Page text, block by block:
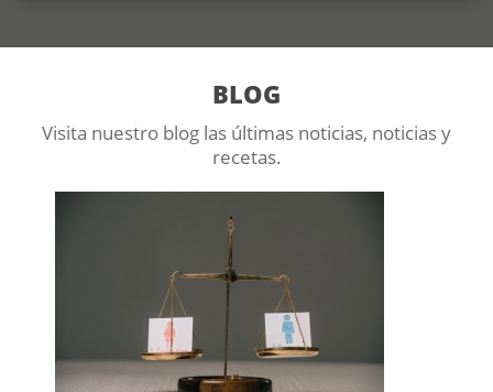
BLOG
Visita nuestro blog las últimas noticias, noticias y
recetas.